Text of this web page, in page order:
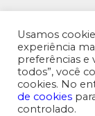
MENU SUPERIOR
Usamos
experiência
preferências e
todos”, você
cookies. No
de cookies
controlado.